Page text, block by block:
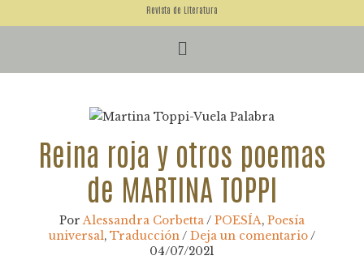
Revista de Literatura
Menú
Reina roja y otros poemas
de MARTINA TOPPI
PorAlessandra Corbetta/ POESÍA, Poesía
universal, Traducción/ Deja un comentario/
04/07/2021